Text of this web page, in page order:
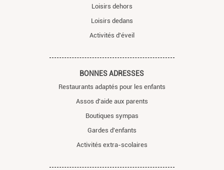
Loisirs dehors
Loisirs dedans
Activités d'éveil
BONNES ADRESSES
Restaurants adaptés pour les enfants
Assos d'aide aux parents
Boutiques sympas
Gardes d'enfants
Activités extra-scolaires